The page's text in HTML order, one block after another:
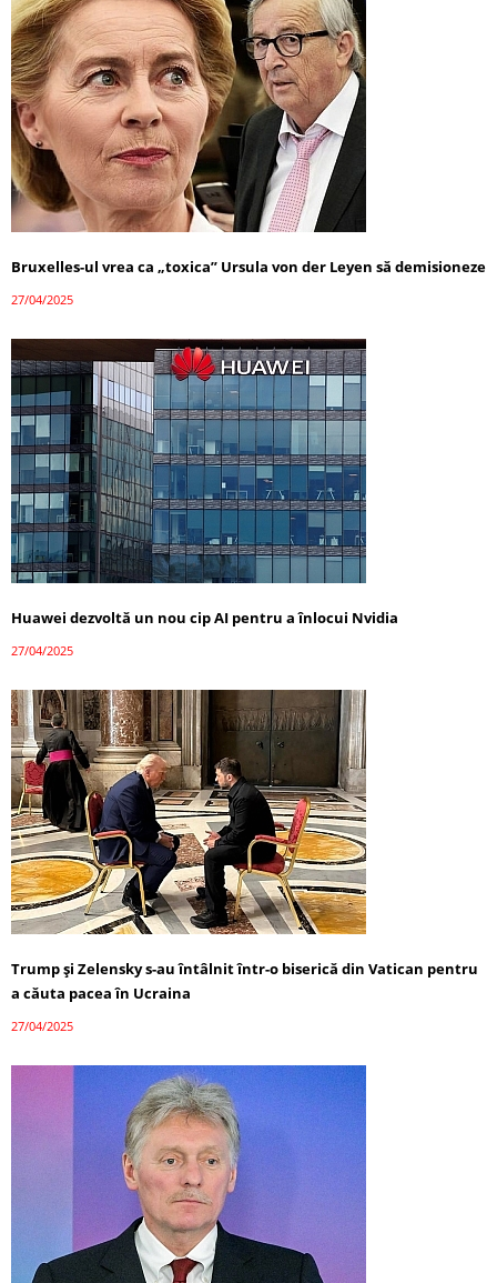
Bruxelles-ul vrea ca „toxica” Ursula von der Leyen să demisioneze
27/04/2025
Huawei dezvoltă un nou cip AI pentru a înlocui Nvidia
27/04/2025
Trump și Zelensky s-au întâlnit într-o biserică din Vatican pentru
a căuta pacea în Ucraina
27/04/2025